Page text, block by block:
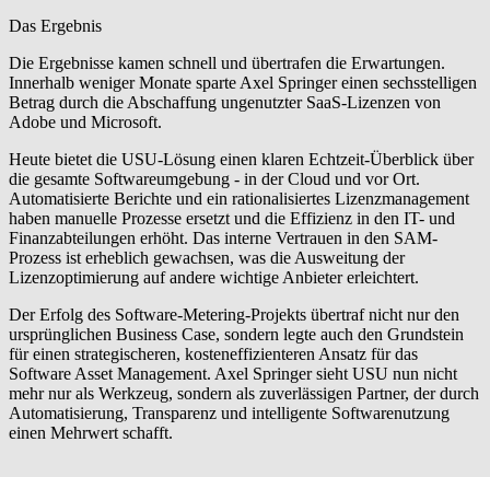
Das Ergebnis
Die Ergebnisse kamen schnell und übertrafen die Erwartungen.
Innerhalb weniger Monate sparte Axel Springer einen sechsstelligen
Betrag durch die Abschaffung ungenutzter SaaS-Lizenzen von
Adobe und Microsoft.
Heute bietet die USU-Lösung einen klaren Echtzeit-Überblick über
die gesamte Softwareumgebung - in der Cloud und vor Ort.
Automatisierte Berichte und ein rationalisiertes Lizenzmanagement
haben manuelle Prozesse ersetzt und die Effizienz in den IT- und
Finanzabteilungen erhöht. Das interne Vertrauen in den SAM-
Prozess ist erheblich gewachsen, was die Ausweitung der
Lizenzoptimierung auf andere wichtige Anbieter erleichtert.
Der Erfolg des Software-Metering-Projekts übertraf nicht nur den
ursprünglichen Business Case, sondern legte auch den Grundstein
für einen strategischeren, kosteneffizienteren Ansatz für das
Software Asset Management. Axel Springer sieht USU nun nicht
mehr nur als Werkzeug, sondern als zuverlässigen Partner, der durch
Automatisierung, Transparenz und intelligente Softwarenutzung
einen Mehrwert schafft.